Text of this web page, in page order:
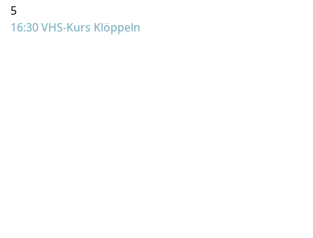
5
16:30 VHS-Kurs Klöppeln